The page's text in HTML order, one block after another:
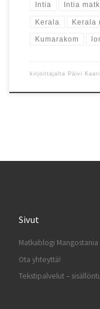
Intia Intia
Kerala Kerala
Kumarakom
kirjoittajalta Päivi
Sivut
Matkablogi
Ota yhteyttä!
Tekstipalvelut –